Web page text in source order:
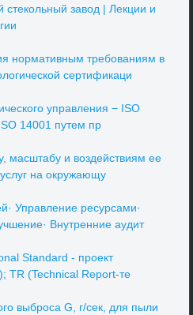
завод | Лекции и
нормативным требованиям в
сертификаци
управления − ISO
14001 путем пр
масштабу и воздействиям ее
на окружающу
Управление ресурсами·
Внутренние аудит
Standard - проект
TR (Technical Report-те
выброса G, г/сек, для пыли